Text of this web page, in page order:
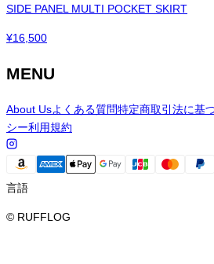
SIDE PANEL MULTI POCKET SKIRT
¥16,500
MENU
About Usよくある質問特定商取引法に基
シー利用規約
言語
© RUFFLOG